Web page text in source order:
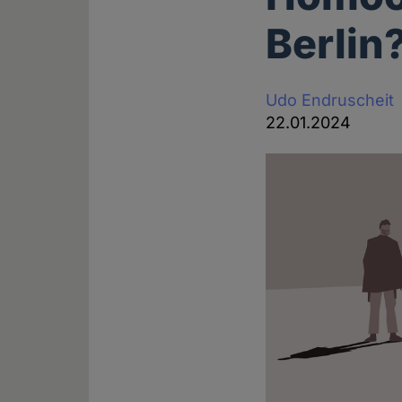
Udo Endruscheit
22.01.2024